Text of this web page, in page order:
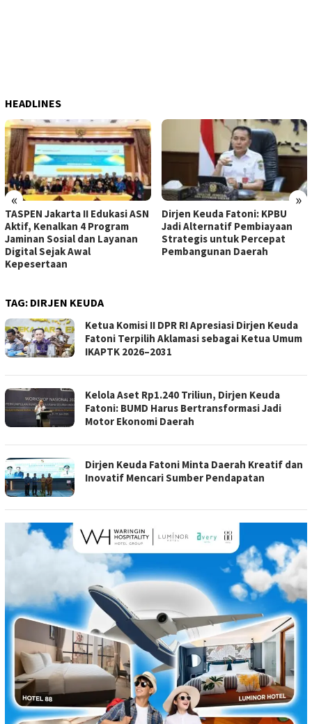
HEADLINES
« »
TASPEN Jakarta II Edukasi ASN
Aktif, Kenalkan 4 Program
Jaminan Sosial dan Layanan
Digital Sejak Awal
Kepesertaan
Dirjen Keuda Fatoni: KPBU
Jadi Alternatif Pembiayaan
Strategis untuk Percepat
Pembangunan Daerah
TAG: DIRJEN KEUDA
Ketua Komisi II DPR RI Apresiasi Dirjen Keuda
Fatoni Terpilih Aklamasi sebagai Ketua Umum
IKAPTK 2026–2031
Kelola Aset Rp1.240 Triliun, Dirjen Keuda
Fatoni: BUMD Harus Bertransformasi Jadi
Motor Ekonomi Daerah
Dirjen Keuda Fatoni Minta Daerah Kreatif dan
Inovatif Mencari Sumber Pendapatan